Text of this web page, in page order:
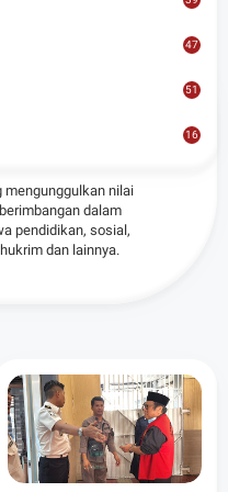
mengunggulkan nilai
dalam
pendidikan, sosial,
dan lainnya.
47
51
16